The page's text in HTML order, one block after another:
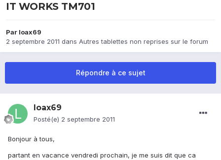
IT WORKS TM701
Par loax69
2 septembre 2011 dans Autres tablettes non reprises sur le forum
Répondre à ce sujet
loax69
Posté(e) 2 septembre 2011
Bonjour à tous,
partant en vacance vendredi prochain, je me suis dit que ca